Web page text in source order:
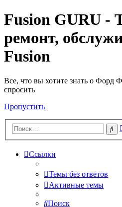
Fusion GURU -
ремонт,
Fusion
Все, что вы хотите знать о Форд
спросить
Пропустить
Ссылки
Темы без ответов
Активные темы
Поиск